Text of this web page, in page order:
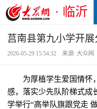
· 临沂
莒南县第九小学开
2026-05-29 15:54:32 来源: 大众
为厚植学生爱国情怀
感，落实少先队阶梯式成
学举行“高举队旗跟党走